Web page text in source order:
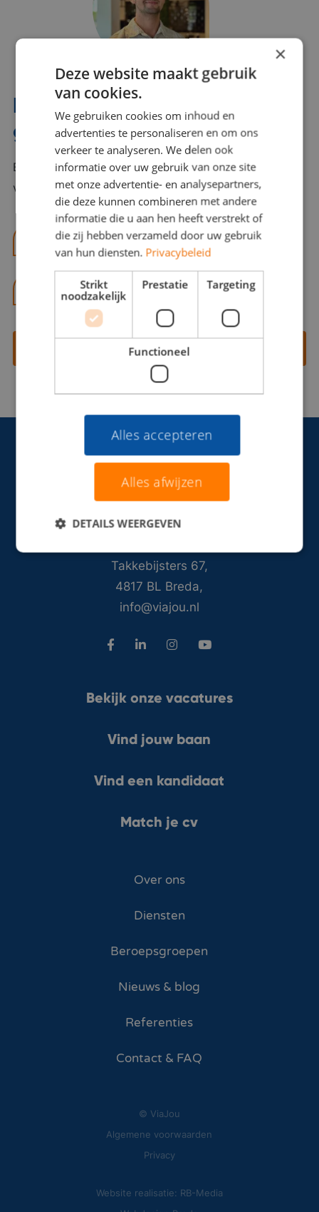
Interesse? Benno helpt je
graag verder!
Bel of mail Benno met al jouw vragen. Benno staat
voor je klaar en helpt je graag!
benno@viajou.nl
06 13 28 62 71
Contact opnemen
Takkebijsters 67,
4817 BL Breda,
info@viajou.nl
Bekijk onze vacatures
Vind jouw baan
Vind een kandidaat
Match je cv
Over ons
Diensten
Beroepsgroepen
Nieuws & blog
Referenties
Contact & FAQ
© ViaJou
Algemene voorwaarden
Privacy
Website realisatie: RB-Media
×
Deze website maakt gebruik
van cookies.
We gebruiken cookies om inhoud en
advertenties te personaliseren en om ons
verkeer te analyseren. We delen ook
informatie over uw gebruik van onze site
met onze advertentie- en analysepartners,
die deze kunnen combineren met andere
informatie die u aan hen heeft verstrekt of
die zij hebben verzameld door uw gebruik
van hun diensten. Privacybeleid
Strikt
noodzakelijk
Prestatie Targeting
Functioneel
Alles accepteren
Alles afwijzen
DETAILS WEERGEVEN